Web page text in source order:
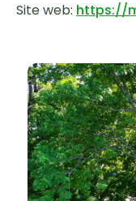
Site web: https://